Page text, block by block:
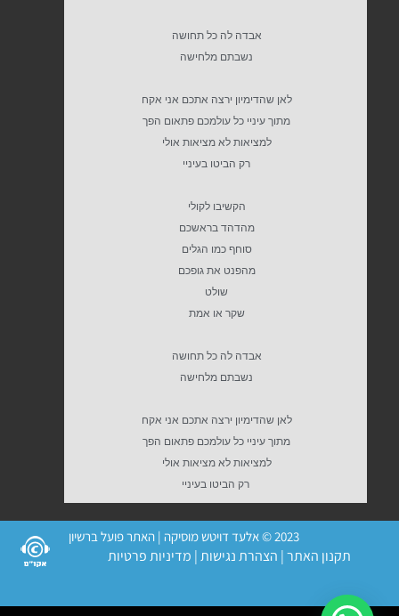
אבדה לה כל תחושה
נשבתם מלחישה
לאן שהדימיון ירצה אתכם אני אקח
מתוך עיניי כל עולמכם פתאום הפך
למציאות לא מציאות אולי
רק הביטו בעיניי
הקשיבו לקולי
מהדהד בראשכם
סוחף כמו הגלים
מהפנט את גופכם
שולט
שקר או אמת
אבדה לה כל תחושה
נשבתם מלחישה
לאן שהדימיון ירצה אתכם אני אקח
מתוך עיניי כל עולמכם פתאום הפך
למציאות לא מציאות אולי
רק הביטו בעיניי
2023 © אלעד דויטש מוסיקה | האתר פועל ברשיון
תקנון האתר| הצהרת נגישות| מדיניות פרטיות